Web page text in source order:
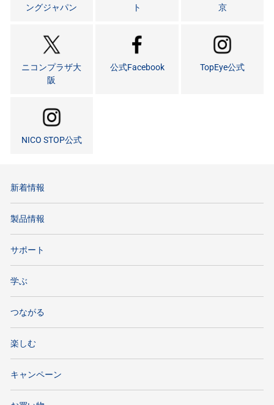
ングジャパン
ト
京
ニコンプラザ大
阪
公式Facebook TopEye公式
NICO STOP公式
新着情報
製品情報
サポート
学ぶ
つながる
楽しむ
キャンペーン